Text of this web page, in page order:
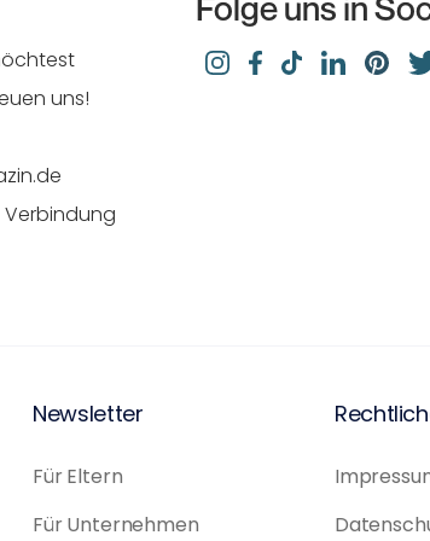
uns!
Verbindung
Newsletter
Für Eltern
Für Unternehmen